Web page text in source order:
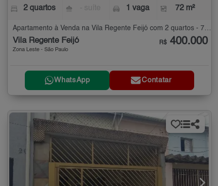
2 quartos 1 vaga 72 m²
Apartamento à Venda na Vila Regente Feijó com 2 quartos - 72 m²
Vila Regente Feijó
Zona Leste - São Paulo
R$ 400.000
WhatsApp Contatar